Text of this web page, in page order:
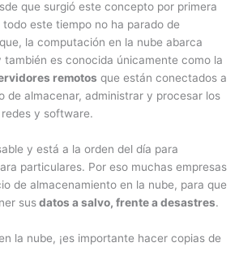
que surgió este concepto por primera
este tiempo no ha parado de
la computación en la nube abarca
es conocida únicamente como la
remotos que están conectados a
de almacenar, administrar y procesar los
y software.
y está a la orden del día para
particulares. Por eso muchas empresas
de almacenamiento en la nube, para que
susdatos a salvo, frente a desastres.
la nube, ¡es importante hacer copias de